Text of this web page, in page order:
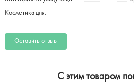
Косметика для:
Оставить отзыв
C этим товаром